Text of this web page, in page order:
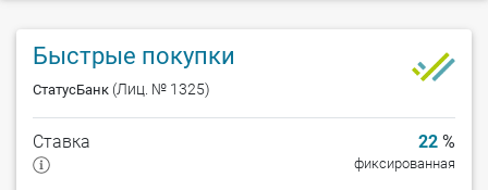
Быстрые покупки
СтатусБанк (Лиц. № 1325)
Ставка 22 %
фиксированная